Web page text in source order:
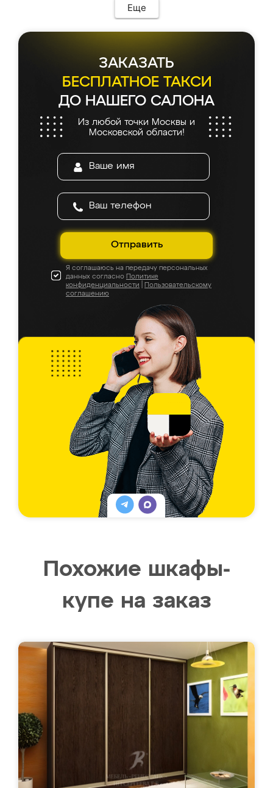
Еще
ЗАКАЗАТЬ
БЕСПЛАТНОЕ ТАКСИ
ДО НАШЕГО САЛОНА
Из любой точки Москвы и
Московской области!
Отправить
Я соглашаюсь на передачу персональных
данных согласно Политике
конфиденциальности
Пользовательскому
соглашению
Похожие шкафы-
купе на заказ